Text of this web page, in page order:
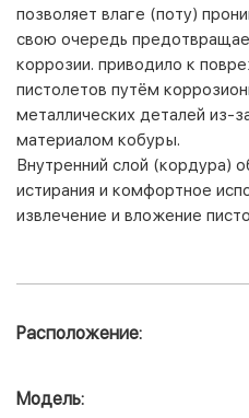
позволяет влаге (поту)
свою очередь
коррозии. приводило к
пистолетов путём
металлических деталей из-
материалом кобуры.
Внутренний слой (кордура)
истирания и комфортное
извлечение и вложение
Расположение
Модель